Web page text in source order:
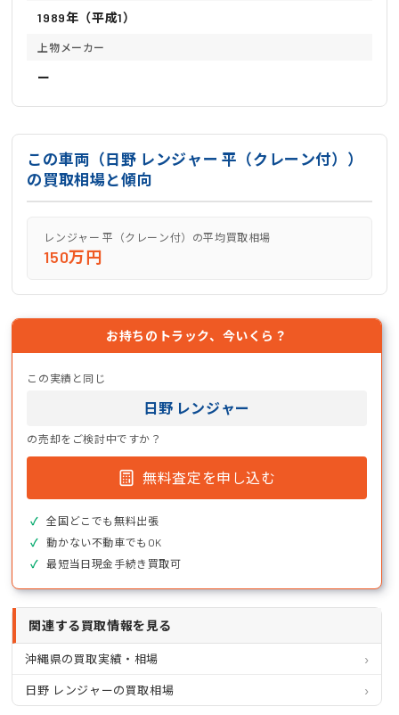
1989年（平成1）
上物メーカー
ー
この車両（日野 レンジャー 平（クレーン付））
の買取相場と傾向
レンジャー 平（クレーン付）の平均買取相場
150万円
お持ちのトラック、今いくら？
この実績と同じ
日野 レンジャー
の売却をご検討中ですか？
無料査定を申し込む
全国どこでも無料出張
動かない不動車でもOK
最短当日現金手続き買取可
関連する買取情報を見る
沖縄県の買取実績・相場
日野 レンジャーの買取相場